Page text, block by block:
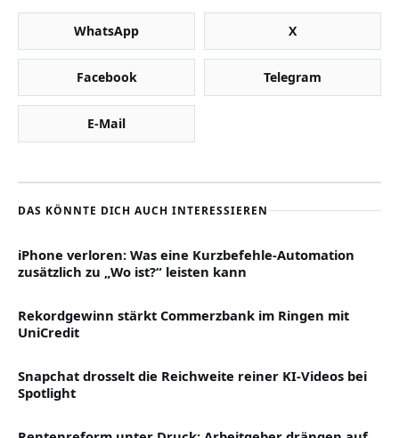
WhatsApp X
Facebook Telegram
E-Mail
DAS KÖNNTE DICH AUCH INTERESSIEREN
iPhone verloren: Was eine Kurzbefehle-Automation
zusätzlich zu „Wo ist?“ leisten kann
Rekordgewinn stärkt Commerzbank im Ringen mit
UniCredit
Snapchat drosselt die Reichweite reiner KI-Videos bei
Spotlight